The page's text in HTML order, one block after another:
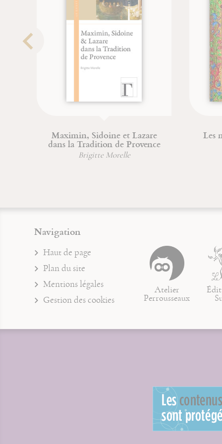
Joseph, image du Père
Jean-Paul Dumontier
Jean-François Froger
Bouddha de
Navigation
Haut de page
Plan du site
Mentions légales
Gestion des cookies
Atelier
Perrousseaux